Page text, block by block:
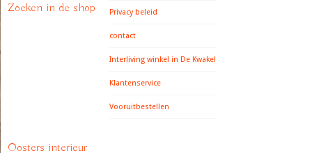
Zoeken in de shop Privacy beleid
contact
Interliving winkel in De Kwakel
Klantenservice
Vooruitbestellen
Oosters interieur